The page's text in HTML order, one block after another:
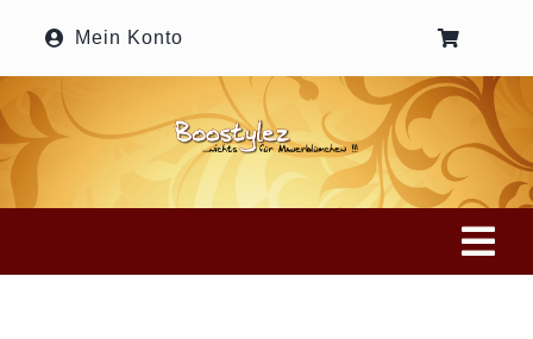
Inhalt
springen
Mein Konto